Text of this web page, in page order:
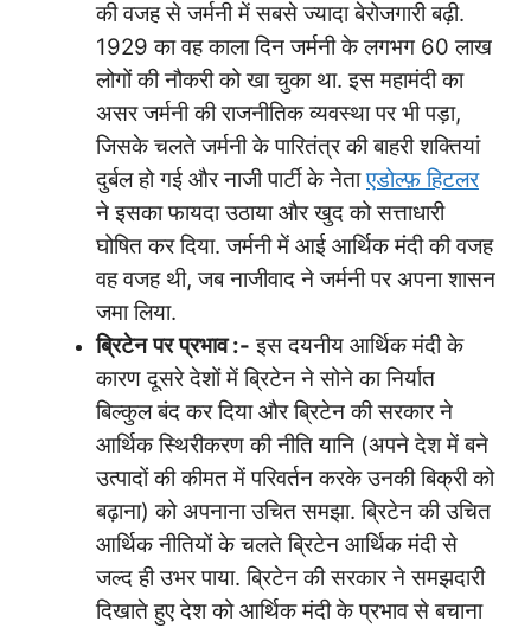
की वजह से जर्मनी में सबसे ज्यादा बेरोजगारी बढ़ी.
1929 का वह काला दिन जर्मनी के लगभग 60 लाख
लोगों की नौकरी को खा चुका था. इस महामंदी का
असर जर्मनी की राजनीतिक व्यवस्था पर भी पड़ा,
जिसके चलते जर्मनी के पारितंत्र की बाहरी शक्तियां
दुर्बल हो गई और नाजी पार्टी के नेताएडोल्फ़ हिटलर
ने इसका फायदा उठाया और खुद को सत्ताधारी
घोषित कर दिया. जर्मनी में आई आर्थिक मंदी की वजह
वह वजह थी, जब नाजीवाद ने जर्मनी पर अपना शासन
जमा लिया.
ब्रिटेन पर प्रभाव:- इस दयनीय आर्थिक मंदी के
कारण दूसरे देशों में ब्रिटेन ने सोने का निर्यात
बिल्कुल बंद कर दिया और ब्रिटेन की सरकार ने
आर्थिक स्थिरीकरण की नीति यानि (अपने देश में बने
उत्पादों की कीमत में परिवर्तन करके उनकी बिक्री को
बढ़ाना) को अपनाना उचित समझा. ब्रिटेन की उचित
आर्थिक नीतियों के चलते ब्रिटेन आर्थिक मंदी से
जल्द ही उभर पाया. ब्रिटेन की सरकार ने समझदारी
दिखाते हुए देश को आर्थिक मंदी के प्रभाव से बचाना